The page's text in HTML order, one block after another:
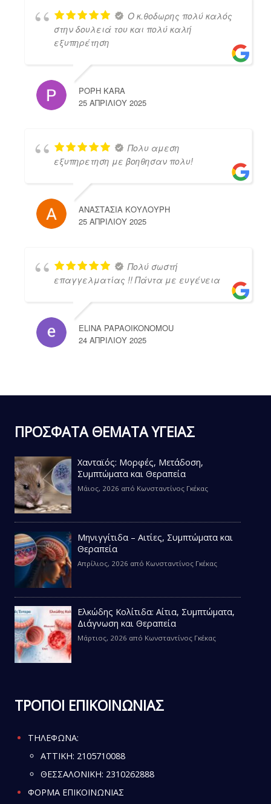
Ο κ.θοδωρης πολύ καλός
στην δουλειά του και πολύ καλή
εξυπηρέτηση
POPH KARA
25 ΑΠΡΙΛΊΟΥ 2025
Πολυ αμεση
εξυπηρετηση με βοηθησαν πολυ!
ΑΝΑΣΤΑΣΙΑ ΚΟΥΛΟΥΡΗ
25 ΑΠΡΙΛΊΟΥ 2025
Πολύ σωστή
επαγγελματίας !! Πάντα με ευγένεια
ELINA PAPAOIKONOMOU
24 ΑΠΡΙΛΊΟΥ 2025
ΠΡΟΣΦΑΤΑ ΘΕΜΑΤΑ ΥΓΕΙΑΣ
Χανταϊός: Μορφές, Μετάδοση,
Συμπτώματα και Θεραπεία
Μάιος, 2026 από Κωνσταντίνος Γκέκας
Μηνιγγίτιδα – Αιτίες, Συμπτώματα και
Θεραπεία
Απρίλιος, 2026 από Κωνσταντίνος Γκέκας
Ελκώδης Κολίτιδα: Αίτια, Συμπτώματα,
Διάγνωση και Θεραπεία
Μάρτιος, 2026 από Κωνσταντίνος Γκέκας
ΤΡΟΠΟΙ ΕΠΙΚΟΙΝΩΝΙΑΣ
ΤΗΛΕΦΩΝΑ:
ATTIKH: 2105710088
ΘΕΣΣΑΛΟΝΙΚΗ: 2310262888
ΦΟΡΜΑ ΕΠΙΚΟΙΝΩΝΙΑΣ